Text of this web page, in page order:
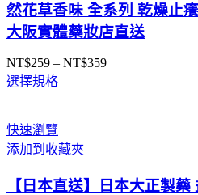
然花草香味 全系列 乾燥止
大阪實體藥妝店直送
NT$259 – NT$359價
選擇規格
快速瀏覽
添加到收藏夾
【日本直送】日本大正製